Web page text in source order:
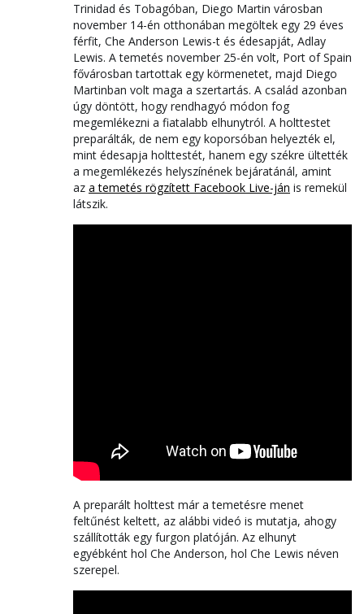
Trinidad és Tobagóban, Diego Martin városban
november 14-én otthonában megöltek egy 29 éves
férfit, Che Anderson Lewis-t és édesapját, Adlay
Lewis. A temetés november 25-én volt, Port of Spain
fővárosban tartottak egy körmenetet, majd Diego
Martinban volt maga a szertartás. A család azonban
úgy döntött, hogy rendhagyó módon fog
megemlékezni a fiatalabb elhunytról. A holttestet
preparálták, de nem egy koporsóban helyezték el,
mint édesapja holttestét, hanem egy székre ültették
a megemlékezés helyszínének bejáratánál, amint
az a temetés rögzített Facebook Live-ján is remekül
látszik.
A preparált holttest már a temetésre menet
feltűnést keltett, az alábbi videó is mutatja, ahogy
szállították egy furgon platóján. Az elhunyt
egyébként hol Che Anderson, hol Che Lewis néven
szerepel.